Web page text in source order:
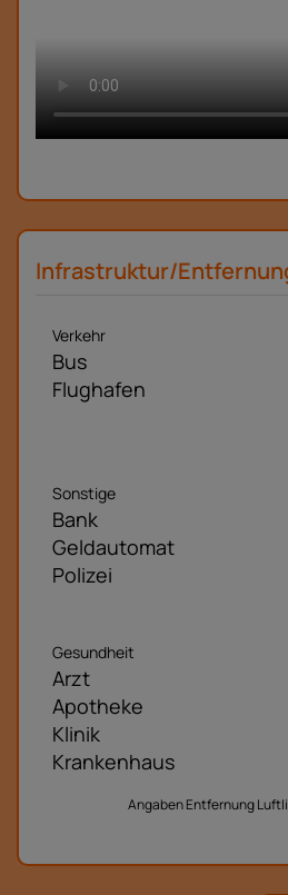
Infrastruktur/
Verkehr
Bus
Flughafen
Sonstige
Bank
Geldautomat
Polizei
Gesundheit
Arzt
Apotheke
Klinik
Krankenhaus
Angaben Entfernung